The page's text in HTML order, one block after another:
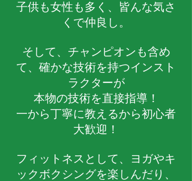
子供も女性も多く、皆んな気さ
くで仲良し。
そして、チャンピオンも含め
て、確かな技術を持つインスト
ラクターが
本物の技術を直接指導！
一から丁寧に教えるから初心者
大歓迎！
フィットネスとして、ヨガやキ
ックボクシングを楽しんだり、